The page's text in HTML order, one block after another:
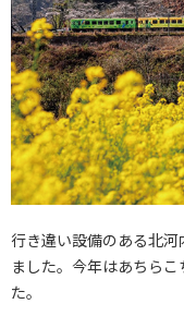
行き違い設備のある北
ました。今年はあちら
た。